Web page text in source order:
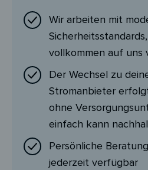
Wir arbeiten mit
vollkommen auf uns
Der Wechsel zu
Stromanbieter
ohne
einfach kann
Persönliche
jederzeit verfügbar